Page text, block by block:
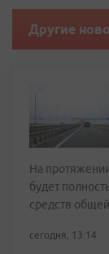
Другие
На
будет
средств
сегодня, 13:14